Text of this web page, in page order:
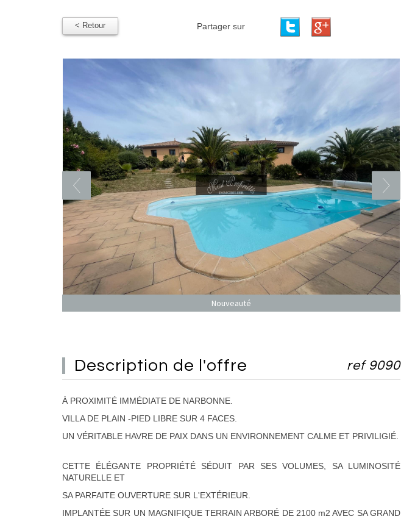
< Retour Partager sur
Nouveauté
description de l'offre ref 9090
À PROXIMITÉ IMMÉDIATE DE NARBONNE.
VILLA DE PLAIN -PIED LIBRE SUR 4 FACES.
UN VÉRITABLE HAVRE DE PAIX DANS UN ENVIRONNEMENT CALME ET PRIVILIGIÉ.
CETTE ÉLÉGANTE PROPRIÉTÉ SÉDUIT PAR SES VOLUMES, SA LUMINOSITÉ
NATURELLE ET
SA PARFAITE OUVERTURE SUR L'EXTÉRIEUR.
IMPLANTÉE SUR UN MAGNIFIQUE TERRAIN ARBORÉ DE 2100 m2 AVEC SA GRAND